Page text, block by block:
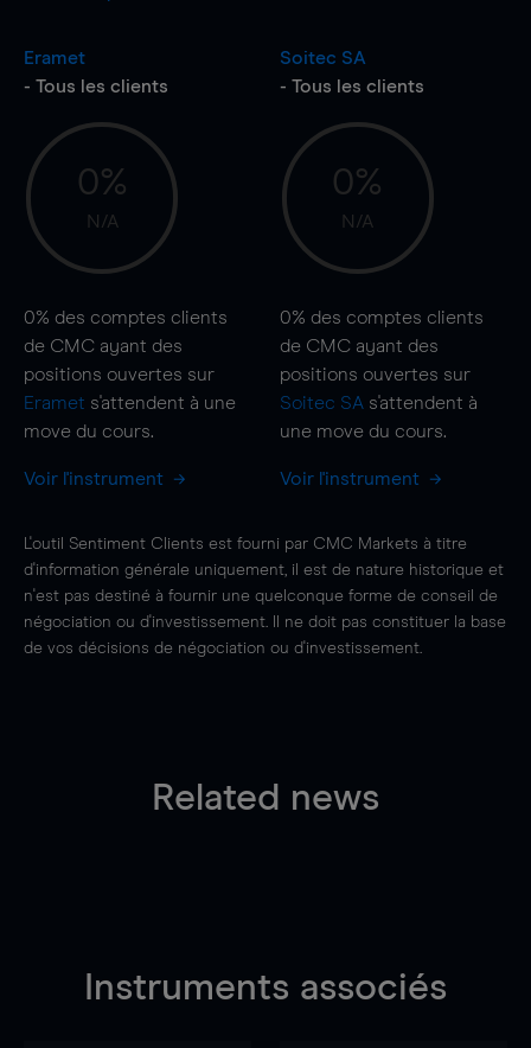
Eramet
- Tous les clients
0%
N/A
0% des comptes clients
de CMC ayant des
positions ouvertes sur
Eramet s'attendent à une
move du cours.
Voir l'instrument
Soitec SA
- Tous les clients
0%
N/A
0% des comptes clients
de CMC ayant des
positions ouvertes sur
Soitec SA s'attendent à
une move du cours.
Voir l'instrument
L'outil Sentiment Clients est fourni par CMC Markets à titre
d'information générale uniquement, il est de nature historique et
n'est pas destiné à fournir une quelconque forme de conseil de
négociation ou d'investissement. Il ne doit pas constituer la base
de vos décisions de négociation ou d'investissement.
Related news
Instruments associés